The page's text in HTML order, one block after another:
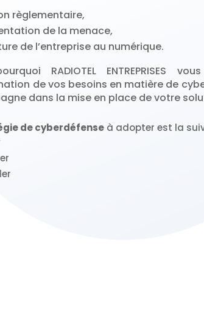
règlementaire,
de la menace,
de l’entreprise au numérique.
RADIOTEL ENTREPRISES
de vos besoins en matière de
dans la mise en place de votre
de cyberdéfense à adopter est la